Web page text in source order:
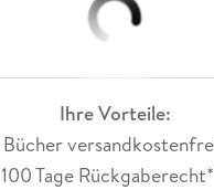
Ihre Vorteile:
Bücher
100 Tage